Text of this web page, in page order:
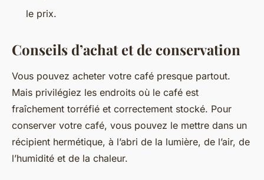
le prix.
Conseils d’achat et de conservation
Vous pouvez acheter votre café presque partout.
Mais privilégiez les endroits où le café est
fraîchement torréfié et correctement stocké. Pour
conserver votre café, vous pouvez le mettre dans un
récipient hermétique, à l’abri de la lumière, de l’air, de
l’humidité et de la chaleur.